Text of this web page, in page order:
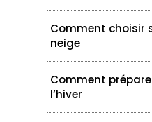
Comment choisir
neige
Comment
l’hiver